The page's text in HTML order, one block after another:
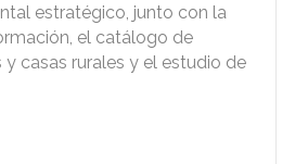
estratégico, junto con la
el catálogo de
casas rurales y el estudio de